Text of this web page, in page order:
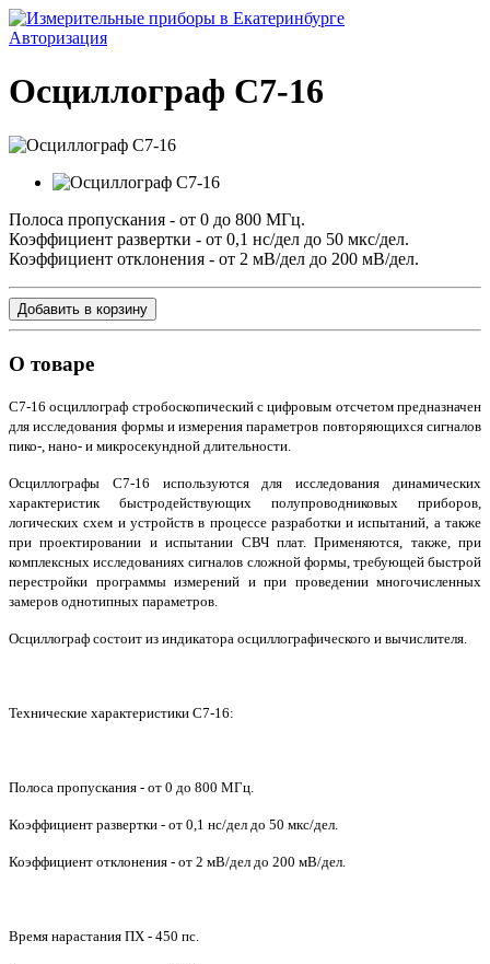
Авторизация
Осциллограф С7-16
Полоса пропускания - от 0 до 800 МГц.
Коэффициент развертки - от 0,1 нс/дел до 50 мкс/дел.
Коэффициент отклонения - от 2 мВ/дел до 200 мВ/дел.
Добавить в корзину
О товаре
С7-16 осциллограф стробоскопический с цифровым отсчетом предназначен
для исследования формы и измерения параметров повторяющихся сигналов
пико-, нано- и микросекундной длительности.
Осциллографы С7-16 используются для исследования динамических
характеристик быстродействующих полупроводниковых приборов,
логических схем и устройств в процессе разработки и испытаний, а также
при проектировании и испытании СВЧ плат. Применяются, также, при
комплексных исследованиях сигналов сложной формы, требующей быстрой
перестройки программы измерений и при проведении многочисленных
замеров однотипных параметров.
Осциллограф состоит из индикатора осциллографического и вычислителя.
Технические характеристики С7-16:
Полоса пропускания - от 0 до 800 МГц.
Коэффициент развертки - от 0,1 нс/дел до 50 мкс/дел.
Коэффициент отклонения - от 2 мВ/дел до 200 мВ/дел.
Время нарастания ПХ - 450 пс.